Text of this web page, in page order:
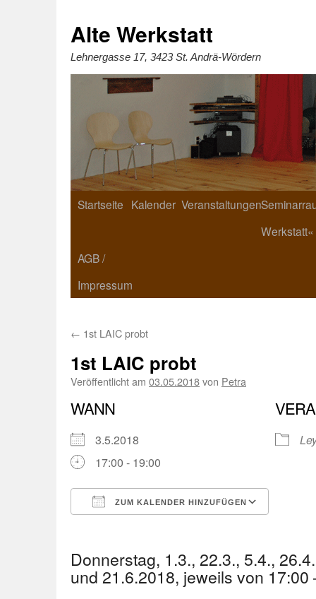
Alte Werkstatt
Lehnergasse 17, 3423 St. Andrä-Wördern
Startseite Kalender Veranstaltungen
Werkstatt«
AGB /
Impressum
← 1st LAIC probt
1st LAIC probt
Veröffentlicht am 03.05.2018von Petra
WANN
3.5.2018
17:00 - 19:00
ZUM KALENDER HINZUFÜGEN
Donnerstag, 1.3., 22.3., 5.4.,
und 21.6.2018, jeweils von 17:00